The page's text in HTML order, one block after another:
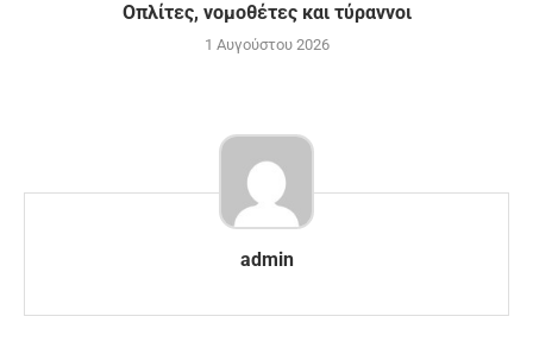
Οπλίτες, νομοθέτες και τύραννοι
1 Αυγούστου 2026
admin